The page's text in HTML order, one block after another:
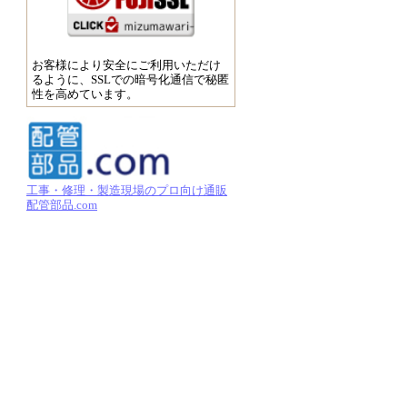
お客様により安全にご利用いただけ
るように、SSLでの暗号化通信で秘匿
性を高めています。
工事・修理・製造現場のプロ向け通販
配管部品.com